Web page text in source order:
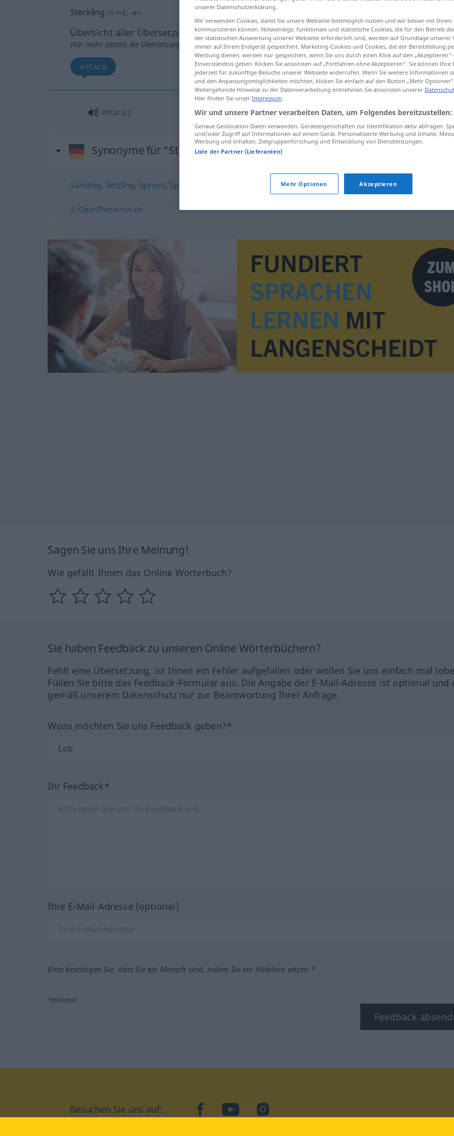
Steckling m <-s; -e>
Übersicht aller Übersetzungen
(Für mehr Details die Übersetzung anklicken/antippen)
estaca
estaca f Steckling BOT
Synonyme für "Steckling"
Sämling, Setzling, Spross, Sprössling
© OpenThesaurus.de
Sagen Sie uns Ihre Meinung!
Wie gefällt Ihnen das Online Wörterbuch?
Sie haben Feedback zu unseren Online Wörterbüchern?
Fehlt eine Übersetzung, ist Ihnen ein Fehler aufgefallen oder wollen Sie uns einfach mal
Füllen Sie bitte das Feedback-Formular aus. Die Angabe der E-Mail-Adresse ist optional und
gemäß unserem Datenschutz nur zur Beantwortung Ihrer Anfrage.
Wozu möchten Sie uns Feedback geben?*
Ihr Feedback*
Ihre E-Mail-Adresse (optional)
Bitte bestätigen Sie, dass Sie ein Mensch sind, indem Sie ein Häkchen setzen.*
*Pflichtfeld
Feedback
Besuchen Sie uns auf: facebookYouTubeInstagram
unserer Datenschutzerklärung.
Wir verwenden Cookies, damit Sie unsere Webseite bestmöglich nutzen und wir besser mit Ihnen
kommunizieren können. Notwendige, funktionale und statistische Cookies, die für den Betrieb
der statistischen Auswertung unserer Webseite erforderlich sind, werden auf Grundlage unserer
immer auf Ihrem Endgerät gespeichert. Marketing-Cookies und Cookies, die der Bereitstellung
Werbung dienen, werden nur gespeichert, wenn Sie uns durch einen Klick auf den
Einverständnis geben. Klicken Sie ansonsten auf „Fortfahren ohne Akzeptieren“. Sie können
jederzeit für zukünftige Besuche unserer Webseite widerrufen. Wenn Sie weitere Informationen
und den Anpassungsmöglichkeiten möchten, klicken Sie einfach auf den Button „Mehr
Weitergehende Hinweise zu der Datenverarbeitung entnehmen Sie ansonsten unserer
Hier finden Sie unser Impressum.
Wir und unsere Partner verarbeiten Daten, um Folgendes bereitzustellen:
Genaue Geolocation-Daten verwenden. Geräteeigenschaften zur Identifikation aktiv abfragen.
und/oder Zugriff auf Informationen auf einem Gerät. Personalisierte Werbung und Inhalte,
Werbung und Inhalten, Zielgruppenforschung und Entwicklung von Dienstleistungen.
Liste der Partner (Lieferanten)
Mehr Optionen Akzeptieren